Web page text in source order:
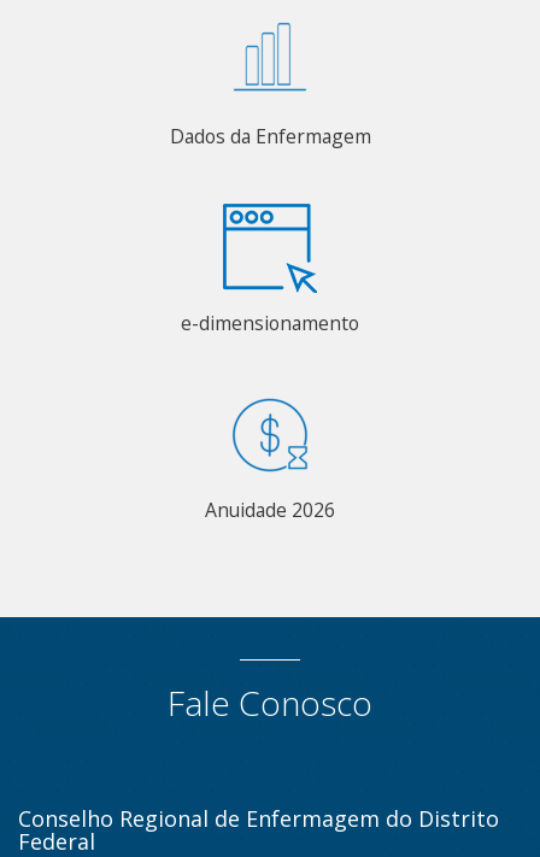
Dados da Enfermagem
e-dimensionamento
Anuidade 2026
Fale Conosco
Conselho Regional de Enfermagem do Distrito
Federal